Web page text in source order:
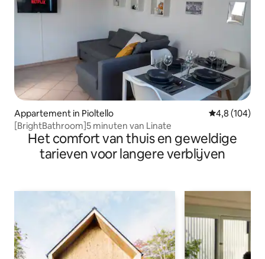
Appartement in Pioltello Gemiddelde
4,8 (104)
[BrightBathroom]5 minuten van Linate
Het comfort van thuis en geweldige
tarieven voor langere verblijven